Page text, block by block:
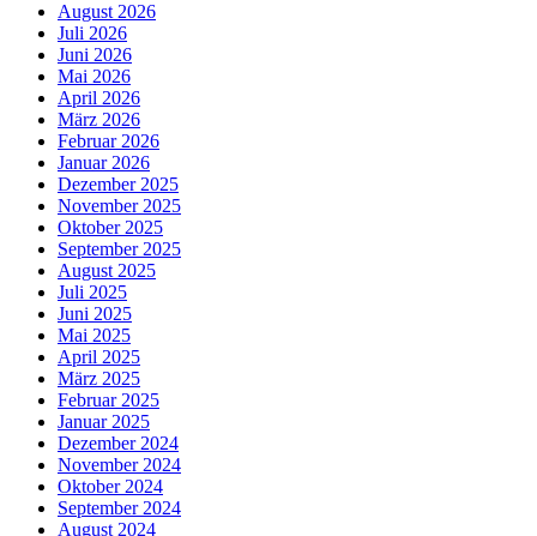
August 2026
Juli 2026
Juni 2026
Mai 2026
April 2026
März 2026
Februar 2026
Januar 2026
Dezember 2025
November 2025
Oktober 2025
September 2025
August 2025
Juli 2025
Juni 2025
Mai 2025
April 2025
März 2025
Februar 2025
Januar 2025
Dezember 2024
November 2024
Oktober 2024
September 2024
August 2024